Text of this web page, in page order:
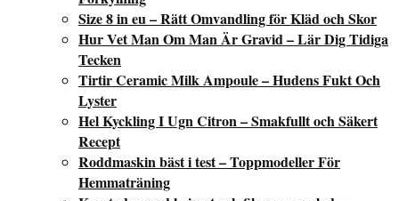
Size 8 in eu – Rätt Omvandling för Kläd och Skor
Hur Vet Man Om Man Är Gravid – Lär Dig Tidiga
Tecken
Tirtir Ceramic Milk Ampoule – Hudens Fukt Och
Lyster
Hel Kyckling I Ugn Citron – Smakfullt och Säkert
Recept
Roddmaskin bäst i test – Toppmodeller För
Hemmaträning